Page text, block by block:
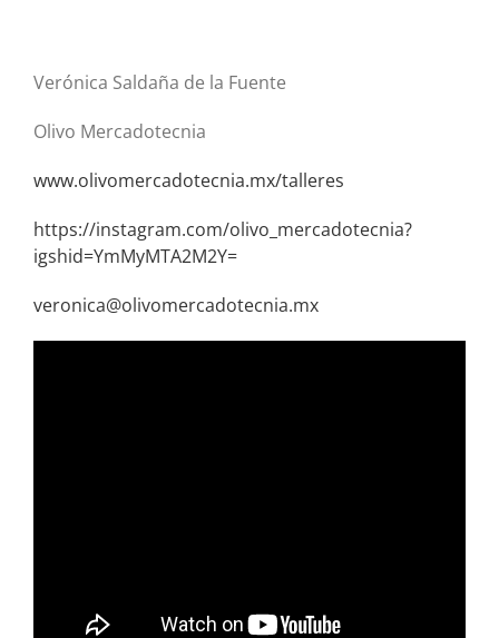
Verónica Saldaña de la Fuente
Olivo Mercadotecnia
www.olivomercadotecnia.mx/talleres
https://instagram.com/olivo_mercadotecnia?
igshid=YmMyMTA2M2Y=
veronica@olivomercadotecnia.mx